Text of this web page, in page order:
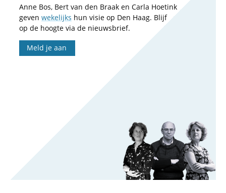
Anne Bos, Bert van den Braak en Carla Hoetink
geven wekelijks hun visie op Den Haag. Blijf
op de hoogte via de nieuwsbrief.
Meld je aan